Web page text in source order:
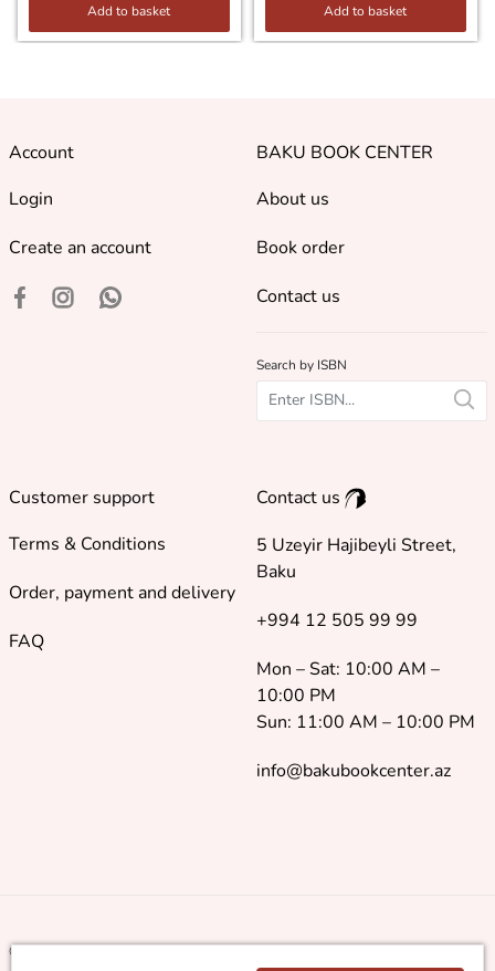
Add to basket Add to basket
Account
Login
Create an account
BAKU BOOK CENTER
About us
Book order
Contact us
Search by ISBN
Customer support
Terms & Conditions
Order, payment and delivery
FAQ
Contact us
5 Uzeyir Hajibeyli Street,
Baku
+994 12 505 99 99
Mon – Sat: 10:00 AM –
10:00 PM
Sun: 11:00 AM – 10:00 PM
info@bakubookcenter.az
©2018 - 2026 Baku Book Center. All rights reserved